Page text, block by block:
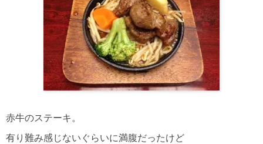
赤牛のステーキ。
有り難み感じないぐらいに満腹だったけど